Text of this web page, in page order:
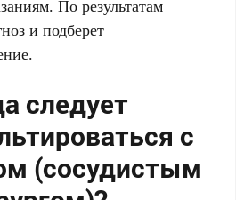
По результатам
и подберет
следует
с
(сосудистым